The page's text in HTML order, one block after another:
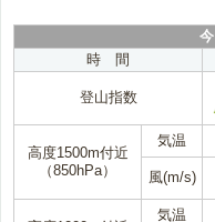
時 間
登山指数
高度1500m付近
（850hPa）
気温
風(m/s)
気温